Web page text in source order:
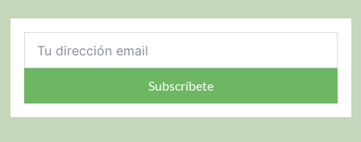
Subscríbete